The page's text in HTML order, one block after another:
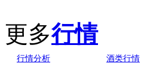
更多行情
行情分析 酒类行情